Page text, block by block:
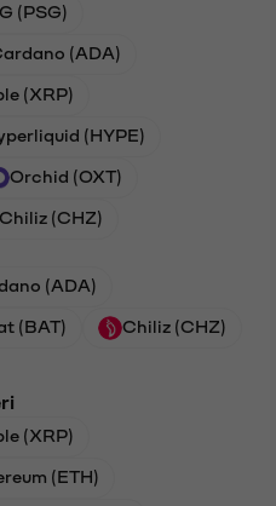
(PSG)
(ADA)
(XRP)
(HYPE)
Orchid (OXT)
Chiliz (CHZ)
(ADA)
(BAT) Chiliz (CHZ)
(XRP)
(ETH)